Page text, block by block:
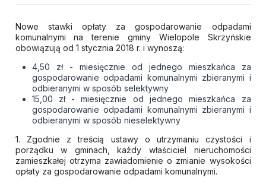
Nowe stawki opłaty za gospodarowanie odpadami
komunalnymi na terenie gminy Wielopole Skrzyńskie
obowiązują od 1 stycznia 2018 r. i wynoszą:
4,50 zł - miesięcznie od jednego mieszkańca za
gospodarowanie odpadami komunalnymi zbieranymi i
odbieranymi w sposób selektywny
15,00 zł - miesięcznie od jednego mieszkańca za
gospodarowanie odpadami komunalnymi zbieranymi i
odbieranymi w sposób nieselektywny
1. Zgodnie z treścią ustawy o utrzymaniu czystości i
porządku w gminach, każdy właściciel nieruchomości
zamieszkałej otrzyma zawiadomienie o zmianie wysokości
opłaty za gospodarowanie odpadami komunalnymi.